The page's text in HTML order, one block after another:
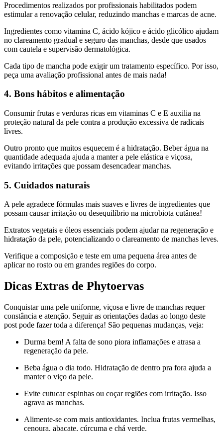
Procedimentos realizados por profissionais habilitados podem
estimular a renovação celular, reduzindo manchas e marcas de acne.
Ingredientes como vitamina C, ácido kójico e ácido glicólico ajudam
no clareamento gradual e seguro das manchas, desde que usados
com cautela e supervisão dermatológica.
Cada tipo de mancha pode exigir um tratamento específico. Por isso,
peça uma avaliação profissional antes de mais nada!
4. Bons hábitos e alimentação
Consumir frutas e verduras ricas em vitaminas C e E auxilia na
proteção natural da pele contra a produção excessiva de radicais
livres.
Outro pronto que muitos esquecem é a hidratação. Beber água na
quantidade adequada ajuda a manter a pele elástica e viçosa,
evitando irritações que possam desencadear manchas.
5. Cuidados naturais
A pele agradece fórmulas mais suaves e livres de ingredientes que
possam causar irritação ou desequilíbrio na microbiota cutânea!
Extratos vegetais e óleos essenciais podem ajudar na regeneração e
hidratação da pele, potencializando o clareamento de manchas leves.
Verifique a composição e teste em uma pequena área antes de
aplicar no rosto ou em grandes regiões do corpo.
Dicas Extras de Phytoervas
Conquistar uma pele uniforme, viçosa e livre de manchas requer
constância e atenção. Seguir as orientações dadas ao longo deste
post pode fazer toda a diferença! São pequenas mudanças, veja:
Durma bem! A falta de sono piora inflamações e atrasa a
regeneração da pele.
Beba água o dia todo. Hidratação de dentro pra fora ajuda a
manter o viço da pele.
Evite cutucar espinhas ou coçar regiões com irritação. Isso
agrava as manchas.
Alimente-se com mais antioxidantes. Inclua frutas vermelhas,
cenoura, abacate, cúrcuma e chá verde.